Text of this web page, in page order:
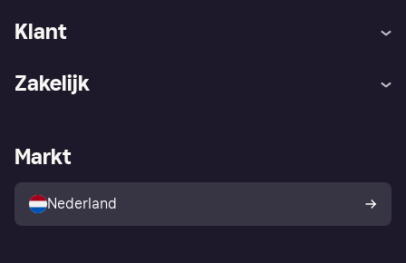
Klant
Winkeloverzicht
Kopersbescherming voor
consumenten
Zakelijk
Zakelijke login
Markt
Nederland